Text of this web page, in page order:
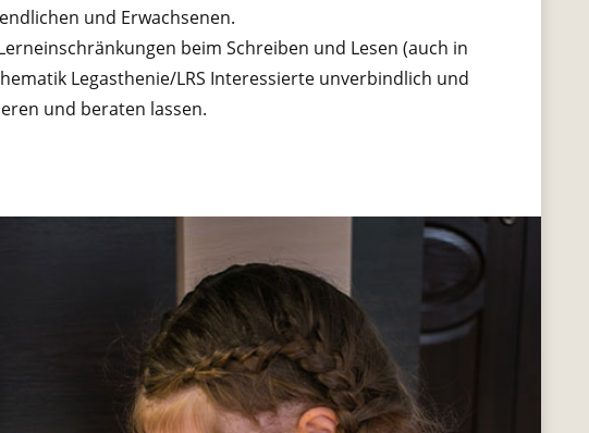
und Erwachsenen.
beim Schreiben und Lesen (auch in
Legasthenie/LRS Interessierte unverbindlich und
und beraten lassen.